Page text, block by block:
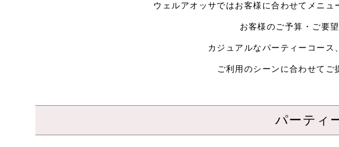
ウェルアオッサではお客様に合わせてメニュ
お客様のご予算・ご要
カジュアルなパーティーコース
ご利用のシーンに合わせてご
パーティ